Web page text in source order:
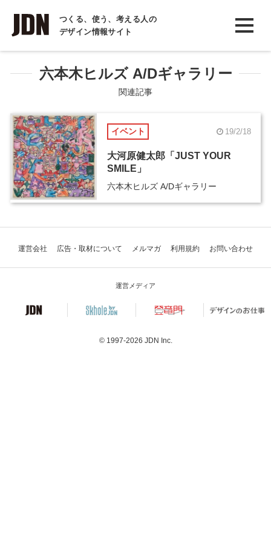
つくる、使う、考える人の
デザイン情報サイト
INTERVIEW
インタビュー
REPORT
COLUMN
コラム
六本木ヒルズ A/Dギャラリー
関連記事
イベント 19/2/18
大河原健太郎「JUST YOUR
SMILE」
六本木ヒルズ A/Dギャラリー
運営会社 広告・取材について メルマガ 利用規約 お問い合わせ
運営メディア
© 1997-2026 JDN Inc.